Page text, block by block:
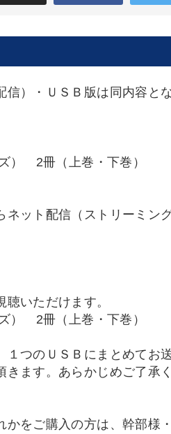
）・ＵＳＢ版は同内容とな
） 2冊（上巻・下巻）
ット配信（ストリーミン
いただけます。
） 2冊（上巻・下巻）
つのＵＳＢにまとめてお送
ます。あらかじめご了承く
をご購入の方は、幹部様